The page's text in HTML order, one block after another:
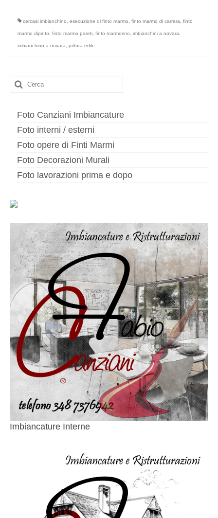
cercasi imbianchino, esecuzione di finto marmo, finto marmo di carrara, finto
marmo dipinto, finto marmo pareti, finto marmorino, imbianchini a novara,
imbianchino a novara, pittura edile
Cerca:
Foto Canziani Imbiancature
Foto interni / esterni
Foto opere di Finti Marmi
Foto Decorazioni Murali
Foto lavorazioni prima e dopo
Imbiancature Interne